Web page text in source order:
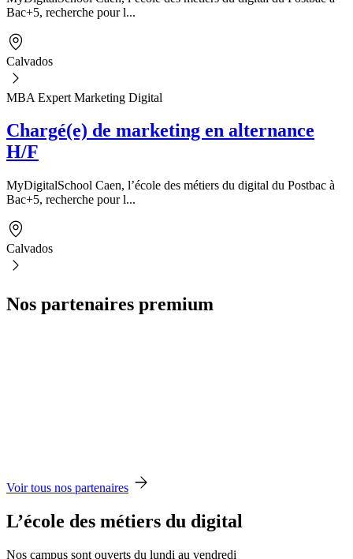
Bac+5, recherche pour l...
Calvados
MBA Expert Marketing Digital
Chargé(e) de marketing en alternance
H/F
MyDigitalSchool Caen, l’école des métiers du digital du Postbac à
Bac+5, recherche pour l...
Calvados
Nos partenaires premium
Voir tous nos partenaires
L’école des métiers du digital
Nos campus sont ouverts du lundi au vendredi